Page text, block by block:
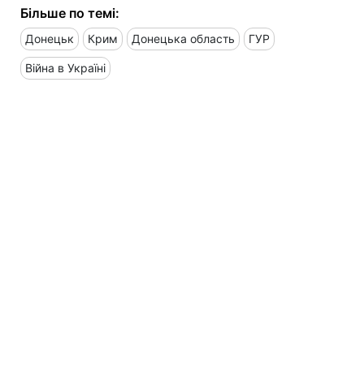
Більше по темі:
Донецьк Крим Донецька область ГУР
Війна в Україні